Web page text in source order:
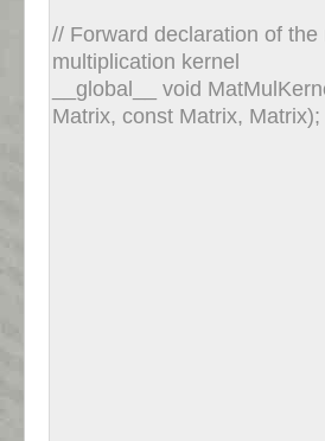
// Forward declaration of the
multiplication kernel
__global__ void
Matrix, const Matrix, Matrix);